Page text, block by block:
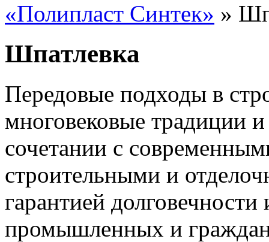
«Полипласт Синтек» »
Шпатлевка
Передовые подходы в
многовековые традиции
сочетании с
строительными и
гарантией
промышленных и